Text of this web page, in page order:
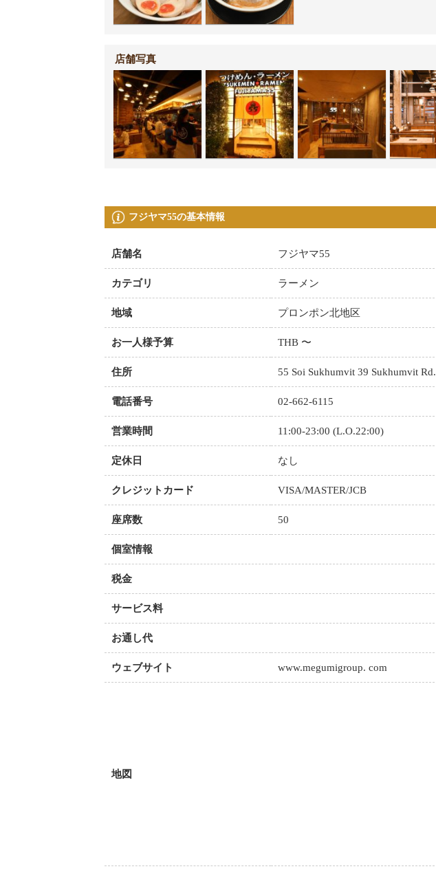
店舗写真
フジヤマ55の基本情報
店舗名 フジヤマ55
カテゴリ ラーメン
地域 プロンポン北地区
お一人様予算 THB 〜
住所 55 Soi Sukhumvit 39 Sukhumvit Rd.
電話番号 02-662-6115
営業時間 11:00-23:00 (L.O.22:00)
定休日 なし
クレジットカード VISA/MASTER/JCB
座席数 50
個室情報
税金
サービス料
お通し代
ウェブサイト www.megumigroup. com
地図